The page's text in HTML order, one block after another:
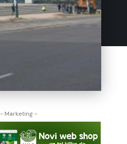
- Marketing -